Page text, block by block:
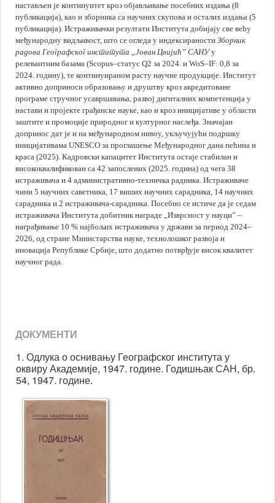
настављен је континуитет кроз објављивање посебних издања (8
публикација), као и зборника са научних скупова и осталих издања (5
публикација). Истраживачки резултати Института добијају све већу
међународну видљивост, што се огледа у индексираностиЗборник
радова Географског института „Јован Цвијић” САНУу
релевантним базама (Scopus–статус Q2 за 2024. и WoS–IF: 0,8 за
2024. годину), те континуираном расту научне продукције. Институт
активно доприноси образовању и друштву кроз акредитоване
програме стручног усавршавања, развој дигиталних компетенција у
настави и пројекте грађанске науке, као и кроз иницијативе у области
заштите и промоције природног и културног наслеђа. Значајан
допринос дат је и на међународном нивоу, укључујући подршку
иницијативама UNESCO за проглашење Међународног дана пећина и
краса (2025). Кадровски капацитет Института остаје стабилан и
висококвалификован са 42 запослених (2025. година) од чега 38
истраживача и 4 административно-техничка радника. Истраживаче
чини 5 научних саветника, 17 виших научних сарадника, 14 научних
сарадника и 2 истраживача-сарадника. Посебно се истиче да је седам
истраживача Института добитник награде „Изврсност у науци” –
награђивање 10 % најбољих истраживача у држави за период 2024–
2026, од стране Министарства науке, технолошког развоја и
иновација Републике Србије, што додатно потврђује висок квалитет
научног рада.
ДОКУМЕНТИ
1. Одлука о оснивању Географског института у
оквиру Академије, 1947. године. Годишњак САН, бр.
54, 1947. године.